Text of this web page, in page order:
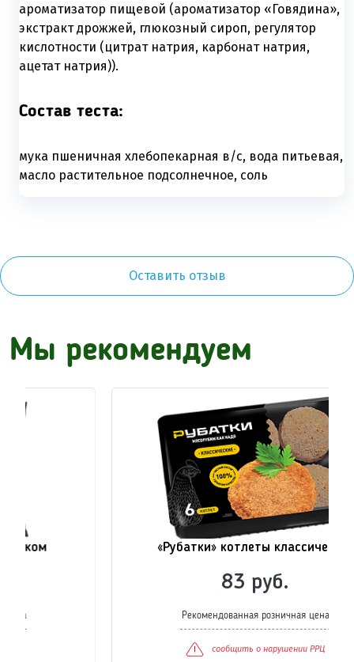
ароматизатор пищевой (ароматизатор «Говядина»,
экстракт дрожжей, глюкозный сироп, регулятор
кислотности (цитрат натрия, карбонат натрия,
ацетат натрия)).
Состав теста:
мука пшеничная хлебопекарная в/с, вода питьевая,
масло растительное подсолнечное, соль
Оставить отзыв
Мы рекомендуем
«Рубатки» котлеты классические
Рекомендованная розничная цена
сообщить о нарушении РРЦ